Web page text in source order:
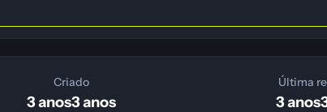
Criado
3 anos3 anos
Última
3 anos